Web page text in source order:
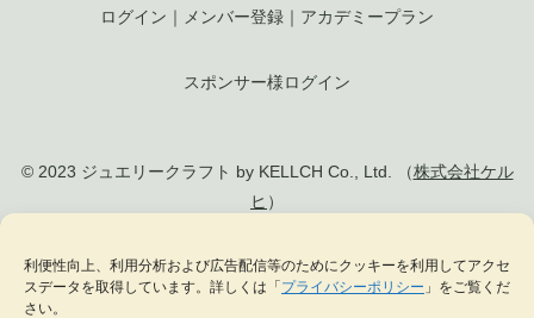
利便性向上、利用分析および広告配信等のためにクッキーを利用してアクセ
スデータを取得しています。詳しくは「 プライバシーポリシー 」をご覧くだ
さい。
ログイン ｜ メンバー登録 ｜ アカデミープラン
スポンサー様ログイン
© 2023 ジュエリークラフト by KELLCH Co., Ltd. （株式会社ケル
ヒ ）
私達は、地方創生SDGs官民連携プラットフォームに加盟しています
私達は、（一社）日本ジュエリー協会 の正会員として日本のジュエリー文化の発